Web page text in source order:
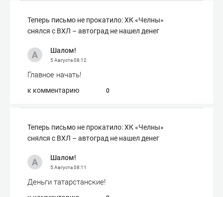
Теперь письмо не прокатило: ХК «Челны»
снялся с ВХЛ – автоград не нашел денег
Шалом!
5 Августа08:12
Главное начать!
к комментарию 0
Теперь письмо не прокатило: ХК «Челны»
снялся с ВХЛ – автоград не нашел денег
Шалом!
5 Августа08:11
Деньги татарстанские!